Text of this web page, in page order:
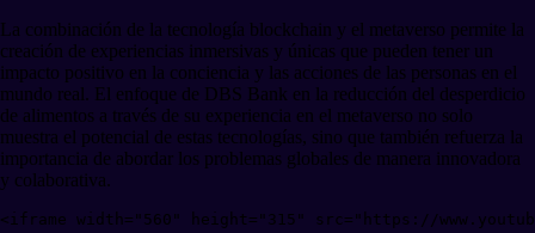
La combinación de la tecnología blockchain y el metaverso permite la
creación de experiencias inmersivas y únicas que pueden tener un
impacto positivo en la conciencia y las acciones de las personas en el
mundo real. El enfoque de DBS Bank en la reducción del desperdicio
de alimentos a través de su experiencia en el metaverso no solo
muestra el potencial de estas tecnologías, sino que también refuerza la
importancia de abordar los problemas globales de manera innovadora
y colaborativa.